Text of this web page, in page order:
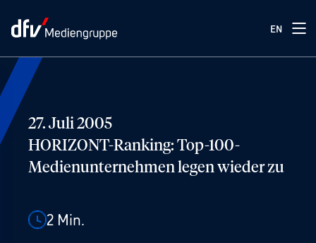
EN
27. Juli 2005
HORIZONT-Ranking: Top-100-
Medienunternehmen legen wieder zu
2 Min.